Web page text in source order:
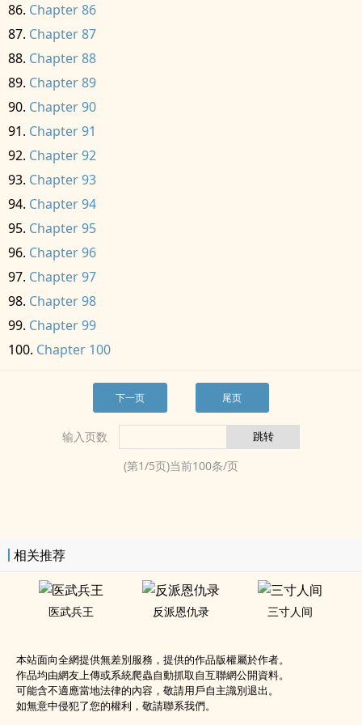
Chapter 86
Chapter 87
Chapter 88
Chapter 89
Chapter 90
Chapter 91
Chapter 92
Chapter 93
Chapter 94
Chapter 95
Chapter 96
Chapter 97
Chapter 98
Chapter 99
Chapter 100
下一页 尾页
输入页数
(第1/5页)当前100条/页
相关推荐
医武兵王 反派恩仇录 三寸人间
本站面向全網提供無差別服務，提供的作品版權屬於作者。
作品均由網友上傳或系統爬蟲自動抓取自互聯網公開資料。
可能含不適應當地法律的內容，敬請用戶自主識別退出。
如無意中侵犯了您的權利，敬請聯系我們。